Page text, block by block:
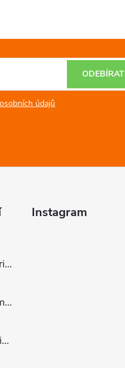
údajů
ODEBÍRAT
Gurmano Červené papričky plněné sýrem HOT palivé, 290g
Gourmet Partners Farmářská paštika s hříbky, 180g
CAVIPOINT Kaviár z divok. lososa "KETA GOLD", 200g
Instagram